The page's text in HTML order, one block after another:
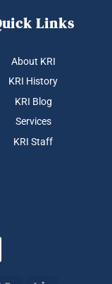
Links
About KRI
KRI History
KRI Blog
Services
KRI Staff